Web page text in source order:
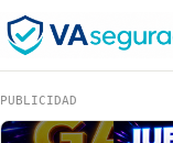
PUBLICIDAD